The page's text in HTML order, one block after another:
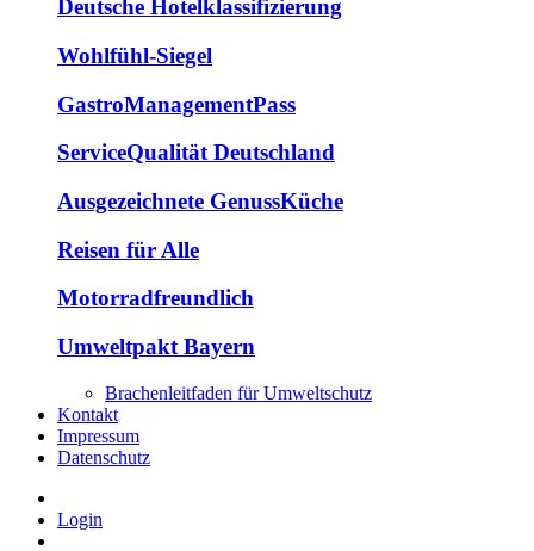
Deutsche Hotelklassifizierung
Wohlfühl-Siegel
GastroManagementPass
ServiceQualität Deutschland
Ausgezeichnete GenussKüche
Reisen für Alle
Motorradfreundlich
Umweltpakt Bayern
Brachenleitfaden für Umweltschutz
Kontakt
Impressum
Datenschutz
Login